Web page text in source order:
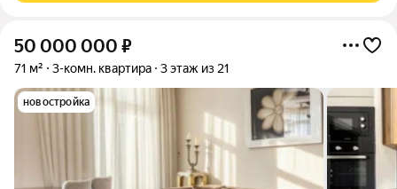
50 000 000 ₽
71 м² 3-комн. квартира 3 этаж из 21
новостройка